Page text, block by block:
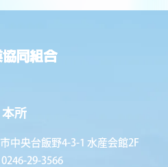
所
中央台飯野4-3-1 水産会館2F
29-3566